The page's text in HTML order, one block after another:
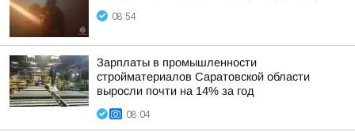
08:54
Зарплаты в промышленности
стройматериалов Саратовской области
выросли почти на 14% за год
08:04